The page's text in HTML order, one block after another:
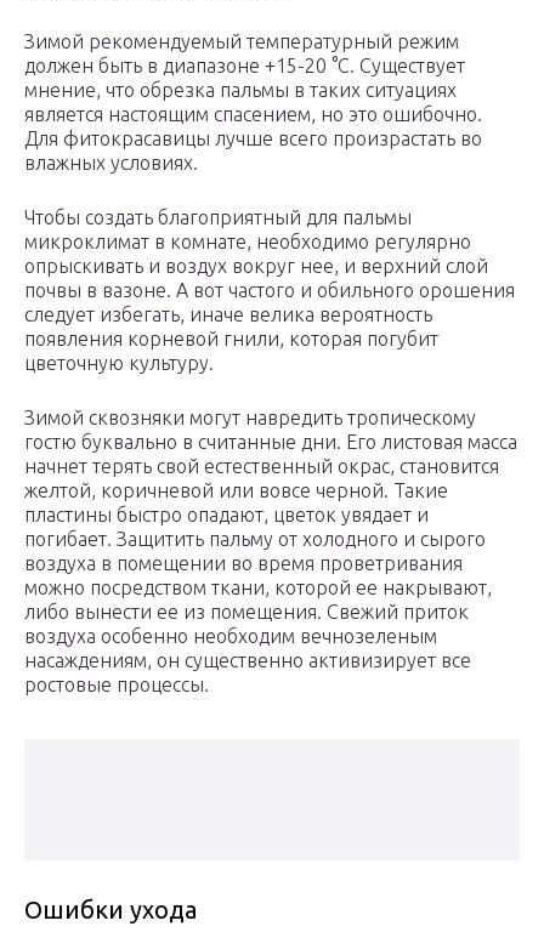
Зимой рекомендуемый температурный режим
должен быть в диапазоне +15-20 °C. Существует
мнение, что обрезка пальмы в таких ситуациях
является настоящим спасением, но это ошибочно.
Для фитокрасавицы лучше всего произрастать во
влажных условиях.
Чтобы создать благоприятный для пальмы
микроклимат в комнате, необходимо регулярно
опрыскивать и воздух вокруг нее, и верхний слой
почвы в вазоне. А вот частого и обильного орошения
следует избегать, иначе велика вероятность
появления корневой гнили, которая погубит
цветочную культуру.
Зимой сквозняки могут навредить тропическому
гостю буквально в считанные дни. Его листовая масса
начнет терять свой естественный окрас, становится
желтой, коричневой или вовсе черной. Такие
пластины быстро опадают, цветок увядает и
погибает. Защитить пальму от холодного и сырого
воздуха в помещении во время проветривания
можно посредством ткани, которой ее накрывают,
либо вынести ее из помещения. Свежий приток
воздуха особенно необходим вечнозеленым
насаждениям, он существенно активизирует все
ростовые процессы.
Ошибки ухода